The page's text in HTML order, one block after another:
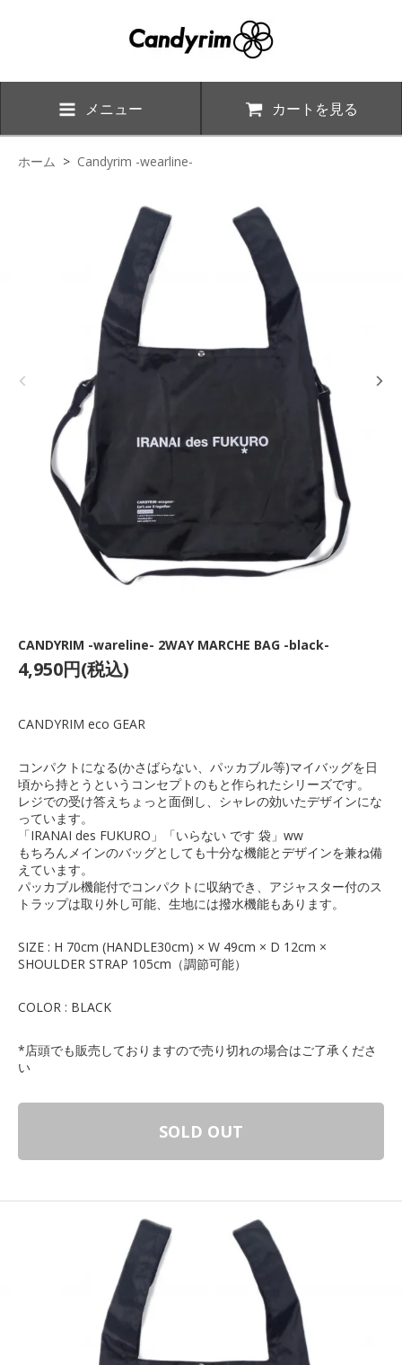
メニュー カートを見る
ホーム > Candyrim -wearline-
CANDYRIM -wareline- 2WAY MARCHE BAG -black-
4,950円(税込)
CANDYRIM eco GEAR
コンパクトになる(かさばらない、パッカブル等)マイバッグを日
頃から持とうというコンセプトのもと作られたシリーズです。
レジでの受け答えちょっと面倒し、シャレの効いたデザインにな
っています。
「IRANAI des FUKURO」「いらない です 袋」ww
もちろんメインのバッグとしても十分な機能とデザインを兼ね備
えています。
パッカブル機能付でコンパクトに収納でき、アジャスター付のス
トラップは取り外し可能、生地には撥水機能もあります。
SIZE : H 70cm (HANDLE30cm) × W 49cm × D 12cm ×
SHOULDER STRAP 105cm（調節可能）
COLOR : BLACK
*店頭でも販売しておりますので売り切れの場合はご了承くださ
い
SOLD OUT